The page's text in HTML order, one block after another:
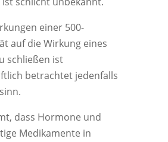
einer 500-
auf die Wirkung eines
schließen ist
betrachtet jedenfalls
dass Hormone und
Medikamente in